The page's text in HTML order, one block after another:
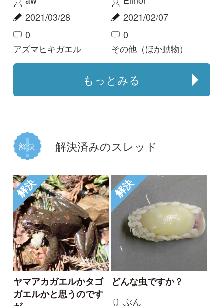
このカメは何でしょう
Elinor
その他（ほか動物）